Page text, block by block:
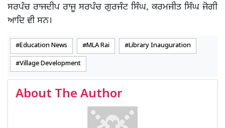
ਸਰਪੰਚ ਰਾਜਦੀਪ ਰਾਜੂ ਸਰਪੰਚ ਗੁਰਜੰਟ ਸਿੰਘ, ਕਰਮਜੀਤ ਸਿੰਘ ਜੋਗੀ
ਆਦਿ ਵੀ ਸਨ।
Education News MLA Rai Library Inauguration
Village Development
About The Author